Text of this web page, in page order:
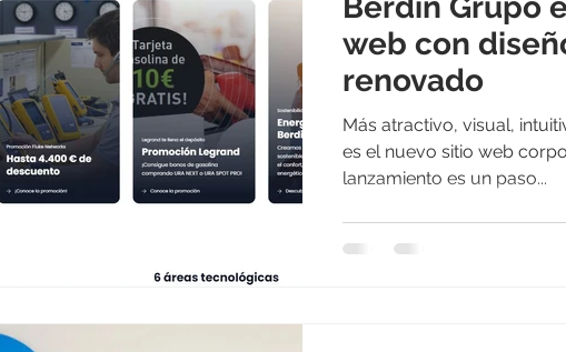
web con
renovado
Más atractivo, visual,
es el nuevo sitio web
lanzamiento es un paso...